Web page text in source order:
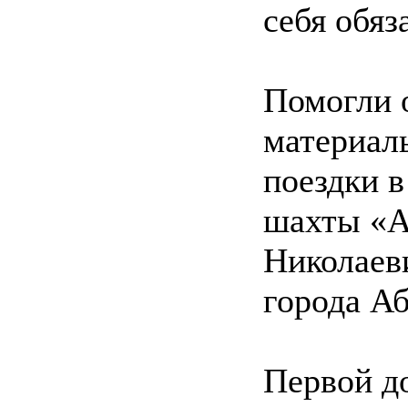
себя
Помогли
поездки
шахты
города
Первой